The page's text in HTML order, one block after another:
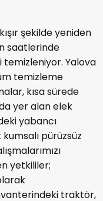
şekilde yeniden
saatlerinde
temizleniyor. Yalova
temizleme
kısa sürede
yer alan elek
yabancı
pürüzsüz
yetkililer;
traktör,